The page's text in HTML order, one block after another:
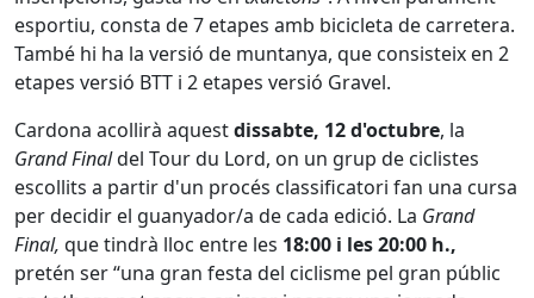
esportiu, consta de 7 etapes amb bicicleta de carretera.
També hi ha la versió de muntanya, que consisteix en 2
etapes versió BTT i 2 etapes versió Gravel.
Cardona acollirà aquestdissabte, 12 d'octubre, la
Grand Finaldel Tour du Lord, on un grup de ciclistes
escollits a partir d'un procés classificatori fan una cursa
per decidir el guanyador/a de cada edició. La Grand
Final, que tindrà lloc entre les 18:00 i les 20:00 h.,
pretén ser “una gran festa del ciclisme pel gran públic